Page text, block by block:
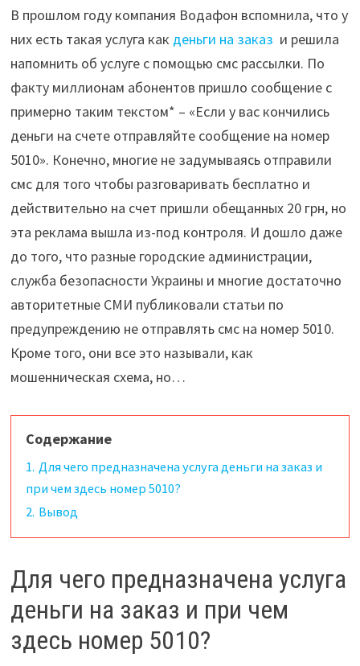
В прошлом году компания Водафон вспомнила, что у
них есть такая услуга как деньги на заказ и решила
напомнить об услуге с помощью смс рассылки. По
факту миллионам абонентов пришло сообщение с
примерно таким текстом* – «Если у вас кончились
деньги на счете отправляйте сообщение на номер
5010». Конечно, многие не задумываясь отправили
смс для того чтобы разговаривать бесплатно и
действительно на счет пришли обещанных 20 грн, но
эта реклама вышла из-под контроля. И дошло даже
до того, что разные городские администрации,
служба безопасности Украины и многие достаточно
авторитетные СМИ публиковали статьи по
предупреждению не отправлять смс на номер 5010.
Кроме того, они все это называли, как
мошенническая схема, но…
Содержание
1. Для чего предназначена услуга деньги на заказ и
при чем здесь номер 5010?
2. Вывод
Для чего предназначена услуга
деньги на заказ и при чем
здесь номер 5010?